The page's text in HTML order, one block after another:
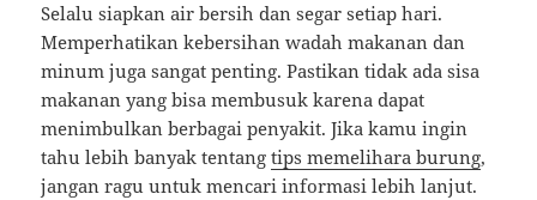
Selalu siapkan air bersih dan segar setiap hari.
Memperhatikan kebersihan wadah makanan dan
minum juga sangat penting. Pastikan tidak ada sisa
makanan yang bisa membusuk karena dapat
menimbulkan berbagai penyakit. Jika kamu ingin
tahu lebih banyak tentangtips memelihara burung,
jangan ragu untuk mencari informasi lebih lanjut.